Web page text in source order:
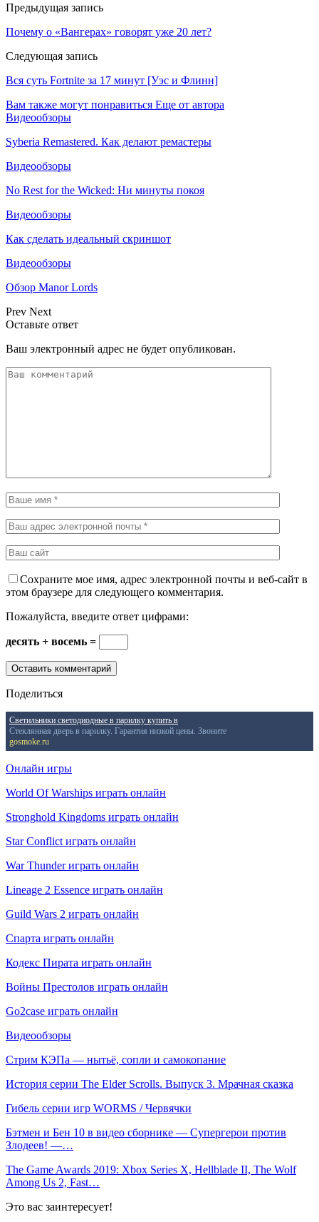
Предыдущая запись
Почему о «Вангерах» говорят уже 20 лет?
Следующая запись
Вся суть Fortnite за 17 минут [Уэс и Флинн]
Вам также могут понравиться Еще от автора
Видеообзоры
Syberia Remastered. Как делают ремастеры
Видеообзоры
No Rest for the Wicked: Ни минуты покоя
Видеообзоры
Как сделать идеальный скриншот
Видеообзоры
Обзор Manor Lords
Prev Next
Оставьте ответ
Ваш электронный адрес не будет опубликован.
Сохраните мое имя, адрес электронной почты и веб-сайт в
этом браузере для следующего комментария.
Пожалуйста, введите ответ цифрами:
десять + восемь =
Поделиться
Светильники светодиодные в парилку купить в
Стеклянная дверь в парилку. Гарантия низкой цены. Звоните
gosmoke.ru
Онлайн игры
World Of Warships играть онлайн
Stronghold Kingdoms играть онлайн
Star Conflict играть онлайн
War Thunder играть онлайн
Lineage 2 Essence играть онлайн
Guild Wars 2 играть онлайн
Спарта играть онлайн
Кодекс Пирата играть онлайн
Войны Престолов играть онлайн
Go2case играть онлайн
Видеообзоры
Стрим КЭПа — нытьё, сопли и самокопание
История серии The Elder Scrolls. Выпуск 3. Мрачная сказка
Гибель серии игр WORMS / Червячки
Бэтмен и Бен 10 в видео сборнике — Супергерои против
Злодеев! —…
The Game Awards 2019: Xbox Series X, Hellblade II, The Wolf
Among Us 2, Fast…
Это вас заинтересует!